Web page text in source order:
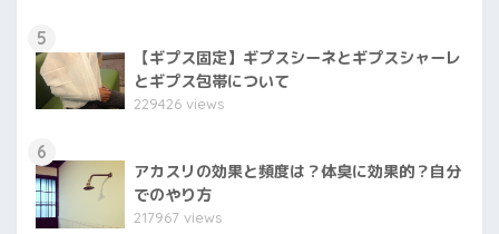
5
【ギプス固定】ギプスシーネとギプスシャーレ
とギプス包帯について
229426 views
6
アカスリの効果と頻度は？体臭に効果的？自分
でのやり方
217967 views